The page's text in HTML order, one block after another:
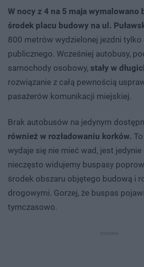
W nocy z 4 na 5 maja wymalowano
środek placu budowy na ul.
800 metrów wydzielonej jezdni
publicznego. Wcześniej autobusy,
samochody osobowy, stały w
rozwiązanie z całą pewnością
pasażerów komunikacji miejskiej.
Brak autobusów na jedynym
również w rozładowaniu korków.
wydaje się nie mieć wad, jest
nieczęsto widujemy buspasy
środek obszaru objętego budową i
drogowymi. Gorzej, że buspas
tymczasowo.